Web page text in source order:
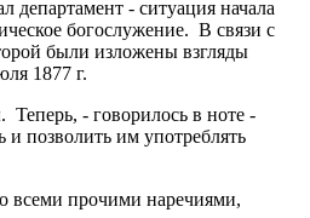
департамент - ситуация начала
богослужение. В связи с
были изложены взгляды
1877 г.
- говорилось в ноте -
позволить им употреблять
всеми прочими наречиями,